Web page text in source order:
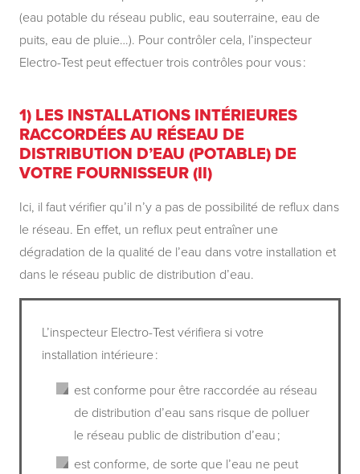
(eau potable du réseau public, eau souterraine, eau de
puits, eau de pluie…). Pour contrôler cela, l’inspecteur
Electro-Test peut effectuer trois contrôles pour vous :
1) LES INSTALLATIONS INTÉRIEURES
RACCORDÉES AU RÉSEAU DE
DISTRIBUTION D’EAU (POTABLE) DE
VOTRE FOURNISSEUR (II)
Ici, il faut vérifier qu’il n’y a pas de possibilité de reflux dans
le réseau. En effet, un reflux peut entraîner une
dégradation de la qualité de l’eau dans votre installation et
dans le réseau public de distribution d’eau.
L’inspecteur Electro-Test vérifiera si votre
installation intérieure :
est conforme pour être raccordée au réseau
de distribution d’eau sans risque de polluer
le réseau public de distribution d’eau ;
est conforme, de sorte que l’eau ne peut